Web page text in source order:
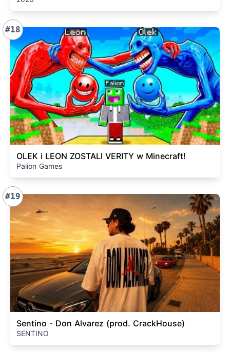
#18
OLEK i LEON ZOSTALI VERITY w Minecraft!
Palion Games
#19
Sentino - Don Alvarez (prod. CrackHouse)
SENTINO